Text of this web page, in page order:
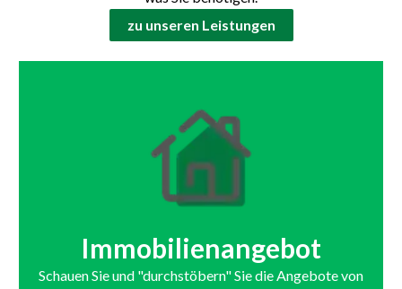
zu unseren Leistungen
Immobilienangebot
Schauen Sie und "durchstöbern" Sie die Angebote von